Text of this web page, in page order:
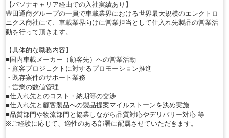
【パソナキャリア経由での入社実績あり】
豊田通商グループの一員で車載業界における世界最大規模のエレクトロ
ニクス商社にて、車載業界向けに営業担当として仕入れ先製品の営業活
動を行って頂きます。
【具体的な職務内容】
■国内車載メーカー（顧客先）への営業活動
・顧客プロジェクトに対するプロモーション推進
・既存案件のサポート業務
・営業の数値管理
■仕入れ先とのコスト・納期等の交渉
■仕入れ先と顧客製品への製品提案マイルストーンを決め実施
■品質部門や物流部門と協業しながら品質対応やデリバリー対応 等
※ご経験に応じて、適性のある部署に配属させていただきます。